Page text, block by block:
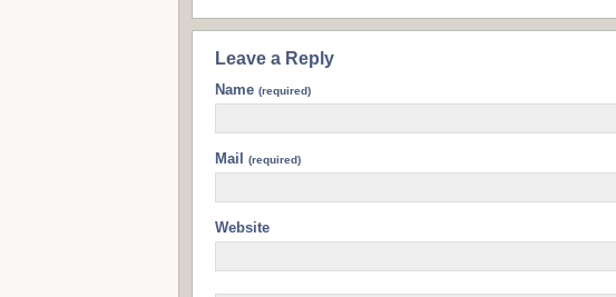
Leave a Reply
Name (required)
Mail (required)
Website